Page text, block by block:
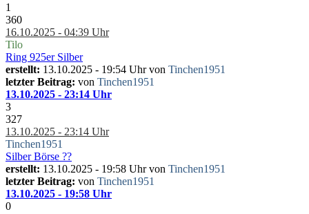
1
360
16.10.2025 - 04:39 Uhr
Tilo
Ring 925er Silber
erstellt: 13.10.2025 - 19:54 Uhr von Tinchen1951
letzter Beitrag: von Tinchen1951
13.10.2025 - 23:14 Uhr
3
327
13.10.2025 - 23:14 Uhr
Tinchen1951
Silber Börse ??
erstellt: 13.10.2025 - 19:58 Uhr von Tinchen1951
letzter Beitrag: von Tinchen1951
13.10.2025 - 19:58 Uhr
0